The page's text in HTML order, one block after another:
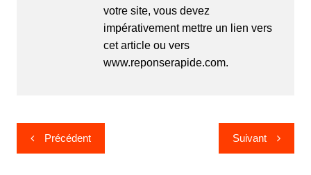
votre site, vous devez
impérativement mettre un lien vers
cet article ou vers
www.reponserapide.com.
Navigation
de
Précédent Suivant